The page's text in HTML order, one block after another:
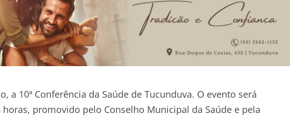
a 10ª Conferência da Saúde de Tucunduva. O evento será
promovido pelo Conselho Municipal da Saúde e pela